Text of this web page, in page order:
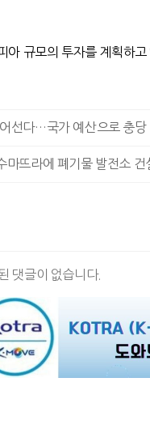
규모의 투자를 계획하고
선다…국가 예산으로 충당
마뜨라에 폐기물 발전소 건
댓글이 없습니다.